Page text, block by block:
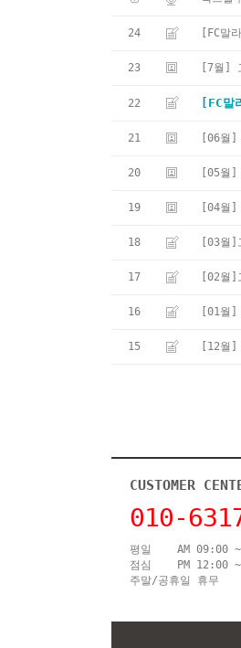
24 [FC말
23 [7월]
22 [FC
21 [06월]
20 [05월]
19 [04월]
18 [03월]
17 [02월]
16 [01월]
15 [12월]
CUSTOMER
010-
평일 AM 09:00 ~
점심 PM 12:00 ~
주말/공휴일 휴무